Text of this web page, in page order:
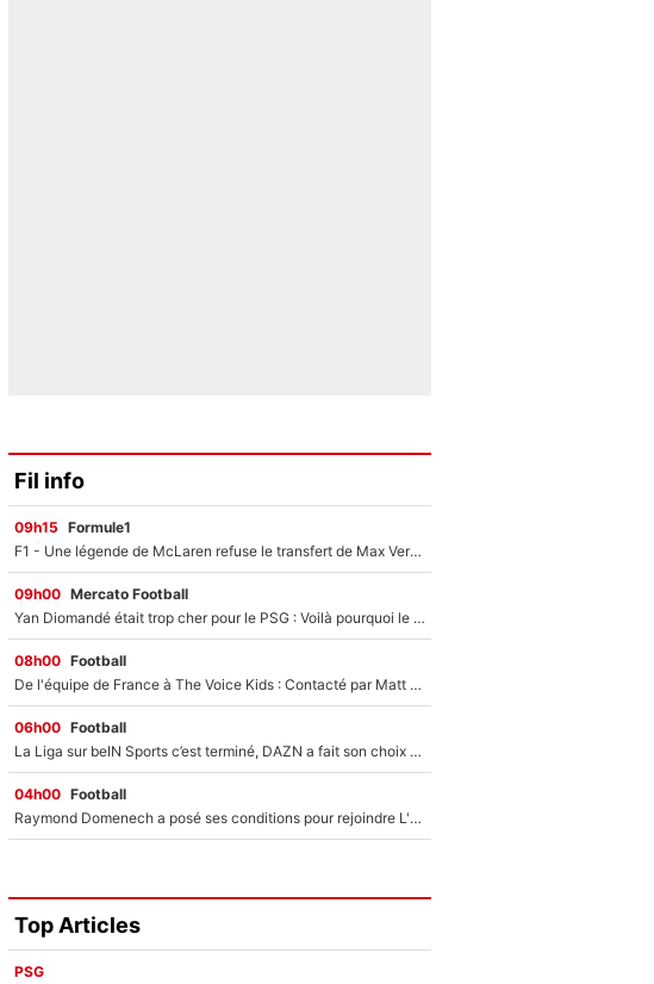
Fil info
09h15 Formule1
F1 - Une légende de McLaren refuse le transfert de Max Verstappen qui pourrait «faire des vagues» et plomber l'ambiance dans l'équipe
09h00 Mercato Football
Yan Diomandé était trop cher pour le PSG : Voilà pourquoi le Real Madrid a accepté de payer la somme record de 140M€ pour boucler son transfert !
08h00 Football
De l'équipe de France à The Voice Kids : Contacté par Matt Pokora, Kylian Mbappé a accepté de jouer un rôle inédit sur TF1 !
06h00 Football
La Liga sur beIN Sports c’est terminé, DAZN a fait son choix pour Benjamin Da Silva et Omar Da Fonseca !
04h00 Football
Raymond Domenech a posé ses conditions pour rejoindre L'EQUIPE du Soir : Il refuse de faire l'émission avec un autre chroniqueur !
Top Articles
PSG